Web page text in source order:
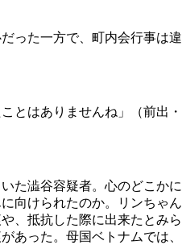
った一方で、町内会行事は違
とはありませんね」（前出・
た澁谷容疑者。心のどこかに
向けられたのか。リンちゃん
、抵抗した際に出来たとみら
あった。母国ベトナムでは、